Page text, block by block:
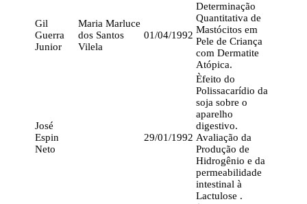
Gil
Guerra
Junior
Maria Marluce
dos Santos
Vilela
01/04/1992
Determinação
Quantitativa de
Mastócitos em
Pele de Criança
com Dermatite
Atópica.
José
Espin
Neto
29/01/1992
Èfeito do
Polissacarídio da
soja sobre o
aparelho
digestivo.
Avaliação da
Produção de
Hidrogênio e da
permeabilidade
intestinal à
Lactulose .